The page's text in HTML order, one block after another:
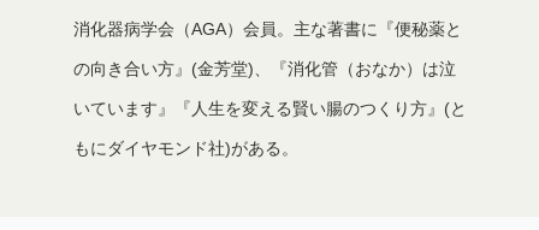
消化器病学会（AGA）会員。主な著書に『便秘薬と
の向き合い方』(金芳堂)、『消化管（おなか）は泣
いています』『人生を変える賢い腸のつくり方』(と
もにダイヤモンド社)がある。